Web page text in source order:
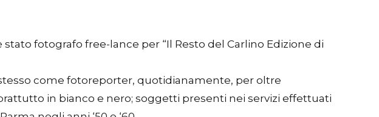
fotografo free-lance per “Il Resto del Carlino Edizione di
come fotoreporter, quotidianamente, per oltre
in bianco e nero; soggetti presenti nei servizi effettuati